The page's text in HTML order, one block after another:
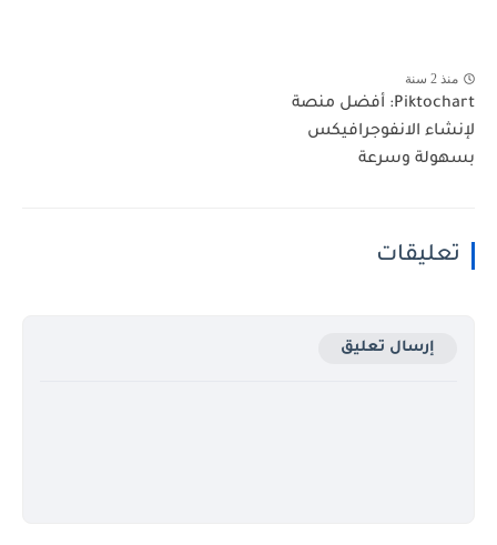
منذ 2 سنة
Piktochart: أفضل منصة
لإنشاء الانفوجرافيكس
بسهولة وسرعة
تعليقات
إرسال تعليق